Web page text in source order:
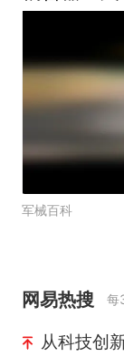
军械百科
网易热搜 每
从科技创